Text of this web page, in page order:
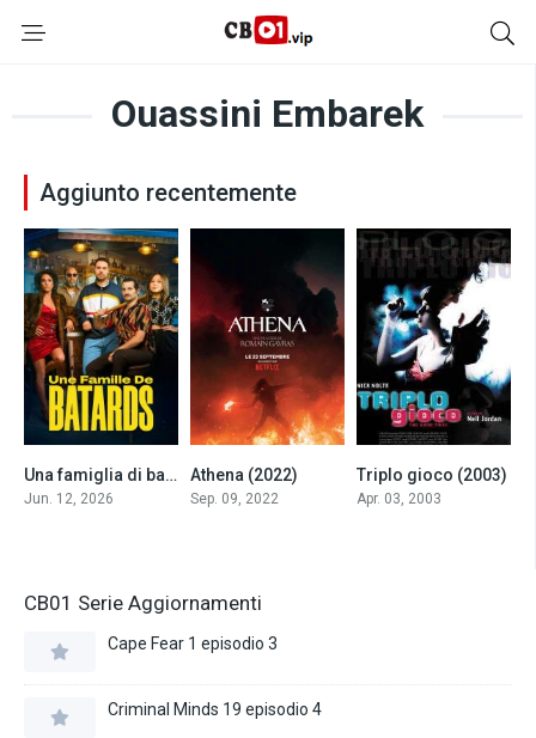
Ouassini Embarek
Aggiunto recentemente
0Una famiglia di bastardi (2026)
Jun. 12, 2026
Athena (2022)
Sep. 09, 2022
6.6
Triplo gioco (2003)
Apr. 03, 2003
CB01 Serie Aggiornamenti
Cape Fear 1 episodio 3
Criminal Minds 19 episodio 4